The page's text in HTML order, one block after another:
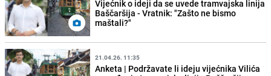
Vijećnik o ideji da se uvede tramvajska linija
Baščaršija - Vratnik: "Zašto ne bismo
maštali?"
21.04.26. 11:35
Anketa | Podržavate li ideju vijećnika Vilića